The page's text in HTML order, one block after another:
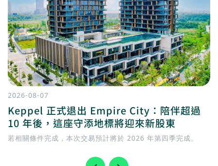
2026-08-07
Keppel 正式退出 Empire City：陪伴超過
10 年後，這座守添地標將迎來新股東
若相關條件完成，本次交易預計將於 2026 年第四季完成。